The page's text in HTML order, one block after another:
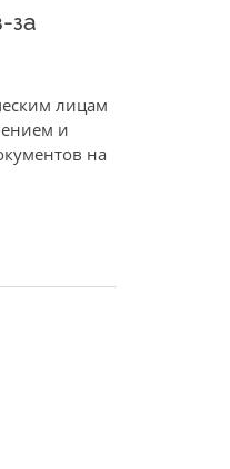
за
лицам
и
на